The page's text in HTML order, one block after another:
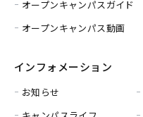
オープンキャンパスガイド
オープンキャンパス動画
インフォメーション
お知らせ